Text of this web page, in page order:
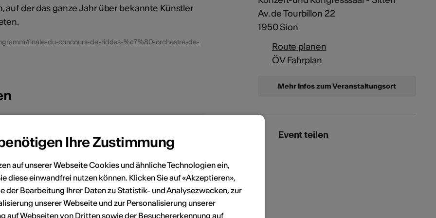
auf der das ganze Jahr über bekannte Künstler
finale-du-concours-de-riddes-%c7%80-orchestre-de-
3 4
11
1
2 3 4 5 6 7 8
Av. de Tourbillon 22
1950 Sion
Route planen
ÖV Fahrplan
Mehr Infos zum Veranstaltungsort
Event teilen
Ihre Zustimmung
auf unserer Webseite Cookies und ähnliche Technologien ein,
diese einwandfrei nutzen können. Klicken Sie auf «Akzeptieren»,
der Bearbeitung Ihrer Daten zu Statistik- und Analysezwecken, zur
unserer Webseite und zur Personalisierung unserer
auf Webseiten von Dritten sowie der Besuchererkennung auf